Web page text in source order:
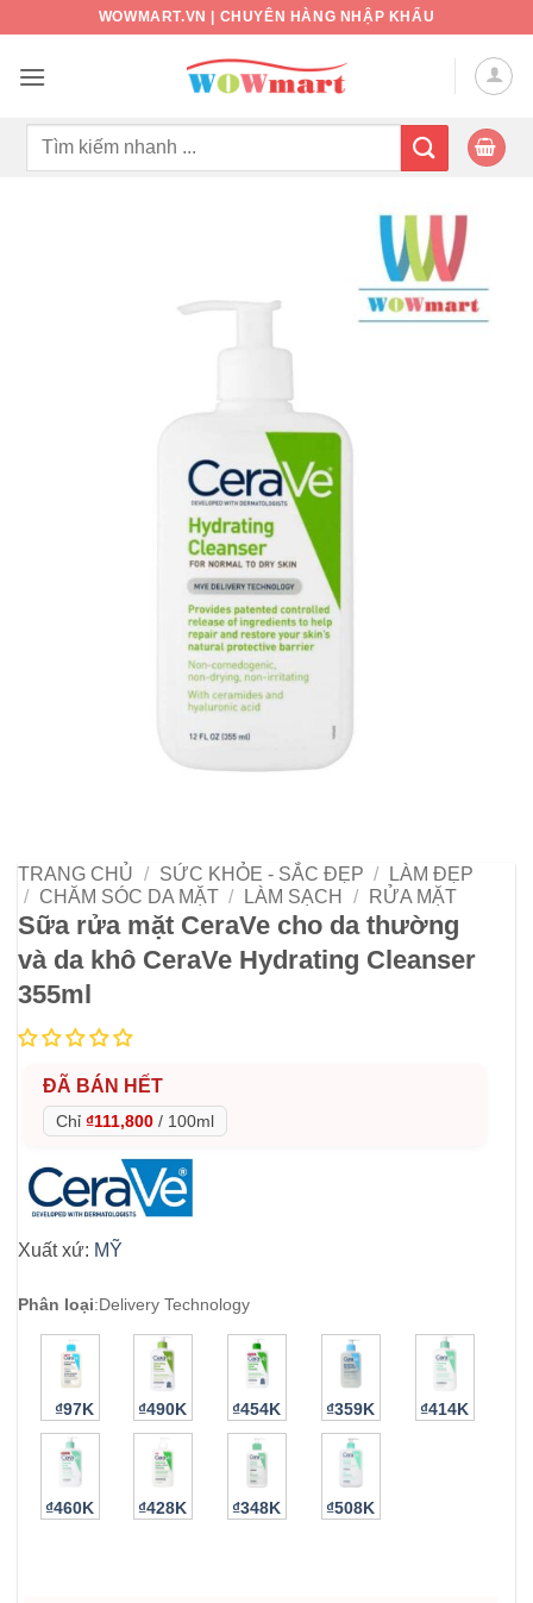
nội
WOWMART.VN | CHUYÊN HÀNG NHẬP KHẨU
Tìm
TRANG CHỦ / SỨC KHỎE - SẮC ĐẸP /
LÀM ĐẸP
/
CHĂM SÓC DA MẶT / LÀM SẠCH / RỬA MẶT
Sữa rửa mặt CeraVe cho da thường
và da khô CeraVe Hydrating Cleanser
355ml
ĐÃ BÁN HẾT
Chỉ ₫111,800 / 100ml
Xuất xứ: MỸ
Phân loại:Delivery Technology
₫97K ₫490K ₫454K ₫359K ₫414K
₫460K ₫428K ₫348K ₫508K